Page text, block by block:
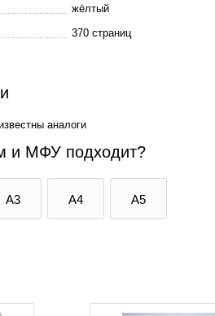
жёлтый
370 страниц
аналоги
и МФУ подходит?
A3 A4 A5